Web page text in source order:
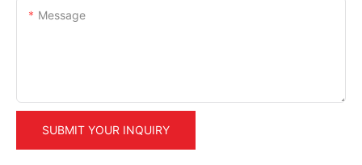
Message
SUBMIT YOUR INQUIRY